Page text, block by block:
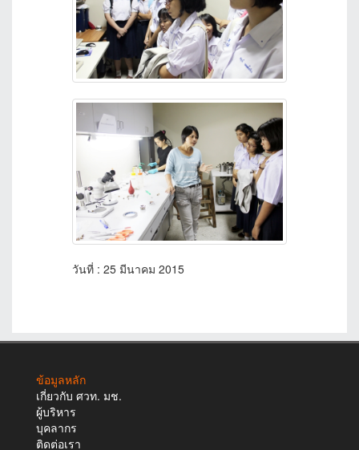
วันที่ : 25 มีนาคม 2015
ข้อมูลหลัก
เกี่ยวกับ ศวท. มช.
ผู้บริหาร
บุคลากร
ติดต่อเรา